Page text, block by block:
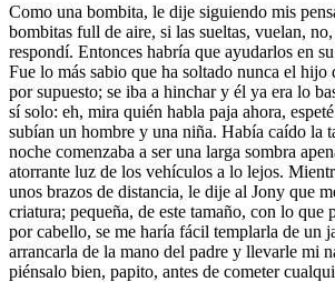
Como una bombita, le dije siguiendo mis
bombitas full de aire, si las sueltas, vuelan,
respondí. Entonces habría que ayudarlos en
Fue lo más sabio que ha soltado nunca el hijo
por supuesto; se iba a hinchar y él ya era lo
sí solo: eh, mira quién habla paja ahora,
subían un hombre y una niña. Había caído la
noche comenzaba a ser una larga sombra
atorrante luz de los vehículos a lo lejos.
unos brazos de distancia, le dije al Jony que
criatura; pequeña, de este tamaño, con lo que
por cabello, se me haría fácil templarla de un
arrancarla de la mano del padre y llevarle mi
piénsalo bien, papito, antes de cometer